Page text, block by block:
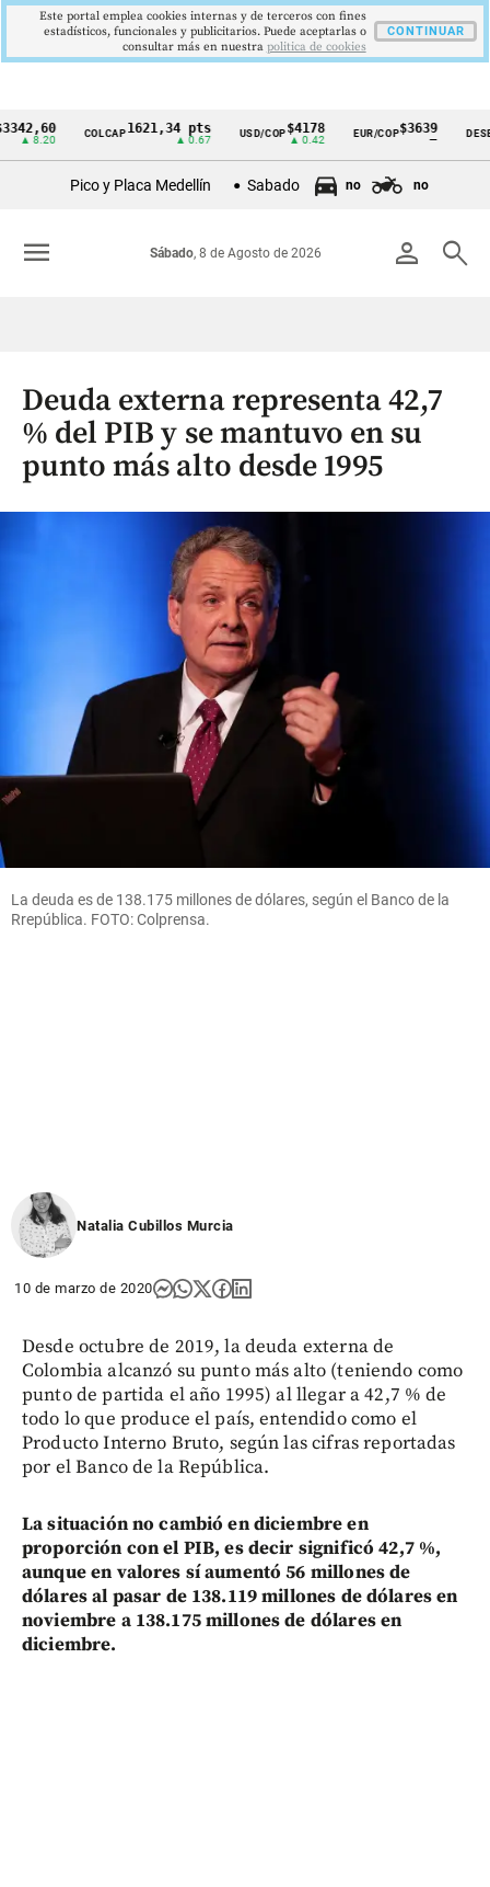
Cintillo
Colombia
COLCAP1621,34 pts USD/COP$4178
▲ 0.42
EUR/COP$3639
—
Pico y Placa Medellín Sabado no no
person search
Sábado, 8 de Agosto de 2026
menu
Deuda externa representa 42,7
% del PIB y se mantuvo en su
punto más alto desde 1995
La deuda es de 138.175 millones de dólares, según el Banco de la
Rrepública. FOTO: Colprensa.
Natalia Cubillos Murcia
10 de marzo de 2020
Desde octubre de 2019, la deuda externa de
Colombia alcanzó su punto más alto (teniendo como
punto de partida el año 1995) al llegar a 42,7 % de
todo lo que produce el país, entendido como el
Producto Interno Bruto, según las cifras reportadas
por el Banco de la República.
La situación no cambió en diciembre en
proporción con el PIB, es decir significó 42,7 %,
aunque en valores sí aumentó 56 millones de
dólares al pasar de 138.119 millones de dólares en
noviembre a 138.175 millones de dólares en
diciembre.
Este portal emplea cookies internas y de terceros con fines
estadísticos, funcionales y publicitarios. Puede aceptarlas o
consultar más en nuestra politica de cookies
CONTINUAR